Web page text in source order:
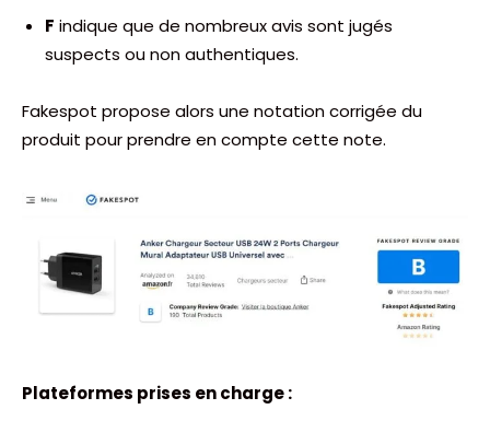
F indique que de nombreux avis sont jugés
suspects ou non authentiques.
Fakespot propose alors une notation corrigée du
produit pour prendre en compte cette note.
Plateformes prises en charge :